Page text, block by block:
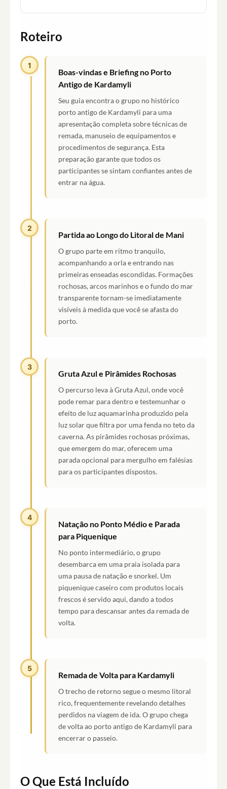
Roteiro
1
Boas-vindas e Briefing no Porto
Antigo de Kardamyli
Seu guia encontra o grupo no histórico
porto antigo de Kardamyli para uma
apresentação completa sobre técnicas de
remada, manuseio de equipamentos e
procedimentos de segurança. Esta
preparação garante que todos os
participantes se sintam confiantes antes de
entrar na água.
2
Partida ao Longo do Litoral de Mani
O grupo parte em ritmo tranquilo,
acompanhando a orla e entrando nas
primeiras enseadas escondidas. Formações
rochosas, arcos marinhos e o fundo do mar
transparente tornam-se imediatamente
visíveis à medida que você se afasta do
porto.
3
Gruta Azul e Pirâmides Rochosas
O percurso leva à Gruta Azul, onde você
pode remar para dentro e testemunhar o
efeito de luz aquamarinha produzido pela
luz solar que filtra por uma fenda no teto da
caverna. As pirâmides rochosas próximas,
que emergem do mar, oferecem uma
parada opcional para mergulho em falésias
para os participantes dispostos.
4
Natação no Ponto Médio e Parada
para Piquenique
No ponto intermediário, o grupo
desembarca em uma praia isolada para
uma pausa de natação e snorkel. Um
piquenique caseiro com produtos locais
frescos é servido aqui, dando a todos
tempo para descansar antes da remada de
volta.
5
Remada de Volta para Kardamyli
O trecho de retorno segue o mesmo litoral
rico, frequentemente revelando detalhes
perdidos na viagem de ida. O grupo chega
de volta ao porto antigo de Kardamyli para
encerrar o passeio.
O Que Está Incluído